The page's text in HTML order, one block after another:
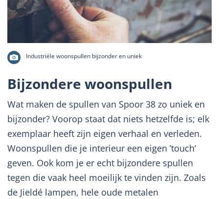
Industriële woonspullen bijzonder en uniek
Bijzondere woonspullen
Wat maken de spullen van Spoor 38 zo uniek en
bijzonder? Voorop staat dat niets hetzelfde is; elk
exemplaar heeft zijn eigen verhaal en verleden.
Woonspullen die je interieur een eigen ’touch’
geven. Ook kom je er echt bijzondere spullen
tegen die vaak heel moeilijk te vinden zijn. Zoals
de Jieldé lampen, hele oude metalen